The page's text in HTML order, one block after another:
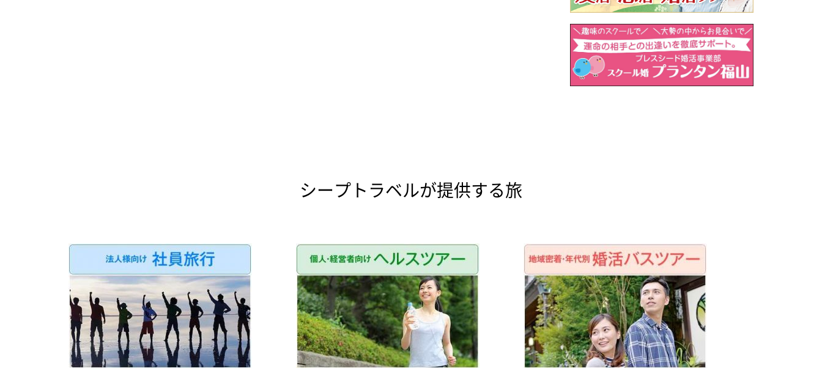
シープトラベルが提供する旅